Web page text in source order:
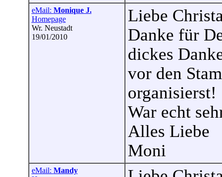
eMail: Monique J.
Homepage
Wr. Neustadt
19/01/2010
Liebe
Danke für
dickes
vor den
organisierst!
War echt
Alles Liebe
Moni
eMail: Mandy